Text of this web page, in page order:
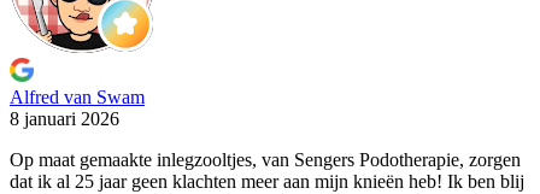
Alfred van Swam
8 januari 2026
Op maat gemaakte inlegzooltjes, van Sengers Podotherapie, zorgen
dat ik al 25 jaar geen klachten meer aan mijn knieën heb! Ik ben blij